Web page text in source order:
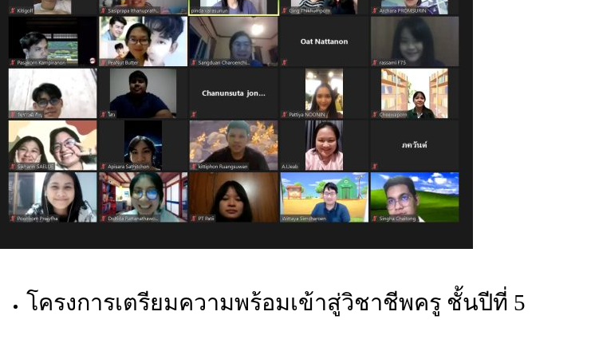
โครงการเตรียมความพร้อมเข้าสู่วิชาชีพครู ชั้นปีที่ 5